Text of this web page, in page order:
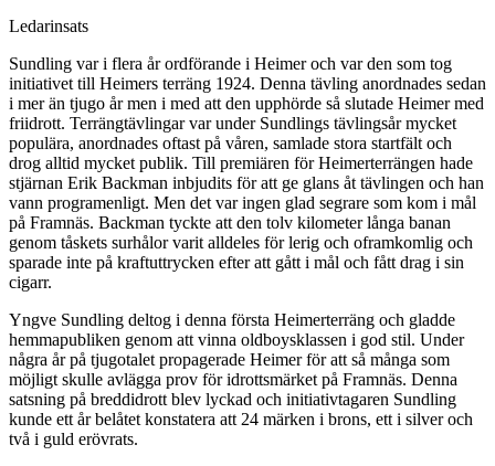
Ledarinsats
Sundling var i flera år ordförande i Heimer och var den som tog
initiativet till Heimers terräng 1924. Denna tävling anordnades sedan
i mer än tjugo år men i med att den upphörde så slutade Heimer med
friidrott. Terrängtävlingar var under Sundlings tävlingsår mycket
populära, anordnades oftast på våren, samlade stora startfält och
drog alltid mycket publik. Till premiären för Heimerterrängen hade
stjärnan Erik Backman inbjudits för att ge glans åt tävlingen och han
vann programenligt. Men det var ingen glad segrare som kom i mål
på Framnäs. Backman tyckte att den tolv kilometer långa banan
genom tåskets surhålor varit alldeles för lerig och oframkomlig och
sparade inte på kraftuttrycken efter att gått i mål och fått drag i sin
cigarr.
Yngve Sundling deltog i denna första Heimerterräng och gladde
hemmapubliken genom att vinna oldboysklassen i god stil. Under
några år på tjugotalet propagerade Heimer för att så många som
möjligt skulle avlägga prov för idrottsmärket på Framnäs. Denna
satsning på breddidrott blev lyckad och initiativtagaren Sundling
kunde ett år belåtet konstatera att 24 märken i brons, ett i silver och
två i guld erövrats.